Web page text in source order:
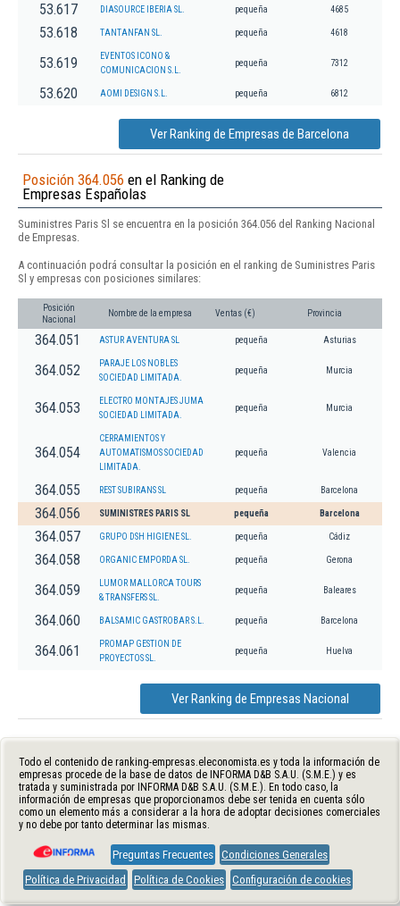
53.617 DIASOURCE IBERIA SL. pequeña 4685
53.618 TANTANFAN SL. pequeña 4618
53.619
EVENTOS ICONO &
COMUNICACION S.L.
pequeña 7312
53.620 AOMI DESIGN S.L. pequeña 6812
Ver Ranking de Empresas de Barcelona
Posición 364.056 en el Ranking de
Empresas Españolas
Suministres Paris Sl se encuentra en la posición 364.056 del Ranking Nacional
de Empresas.
A continuación podrá consultar la posición en el ranking de Suministres Paris
Sl y empresas con posiciones similares:
Posición
Nacional
Nombre de la empresa Ventas (€) Provincia
364.051 ASTUR AVENTURA SL pequeña Asturias
364.052
PARAJE LOS NOBLES
SOCIEDAD LIMITADA.
pequeña Murcia
364.053
ELECTRO MONTAJES JUMA
SOCIEDAD LIMITADA.
pequeña Murcia
364.054
CERRAMIENTOS Y
AUTOMATISMOS SOCIEDAD
LIMITADA.
pequeña Valencia
364.055 REST SUBIRANS SL pequeña Barcelona
364.056 SUMINISTRES PARIS SL pequeña Barcelona
364.057 GRUPO DSH HIGIENE SL. pequeña Cádiz
364.058 ORGANIC EMPORDA SL. pequeña Gerona
364.059
LUMOR MALLORCA TOURS
& TRANSFERS SL.
pequeña Baleares
364.060 BALSAMIC GASTROBAR S.L. pequeña Barcelona
364.061
PROMAP GESTION DE
PROYECTOS SL.
pequeña Huelva
Ver Ranking de Empresas Nacional
Todo el contenido de ranking-empresas.eleconomista.es y toda la información de
empresas procede de la base de datos de INFORMA D&B S.A.U. (S.M.E.) y es
tratada y suministrada por INFORMA D&B S.A.U. (S.M.E.). En todo caso, la
información de empresas que proporcionamos debe ser tenida en cuenta sólo
como un elemento más a considerar a la hora de adoptar decisiones comerciales
y no debe por tanto determinar las mismas.
Preguntas Frecuentes Condiciones Generales
Política de Privacidad
Política de Cookies Configuración de cookies